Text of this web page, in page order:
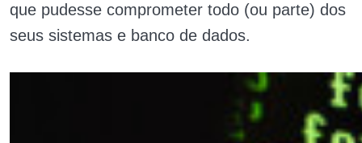
que pudesse comprometer todo (ou parte) dos
seus sistemas e banco de dados.